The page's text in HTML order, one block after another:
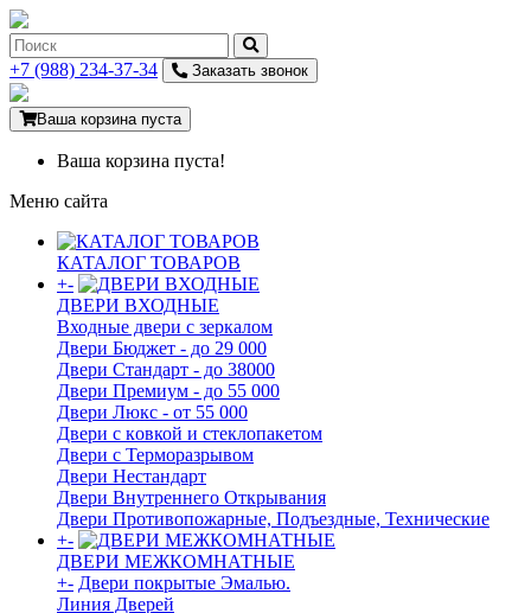
+7 (988) 234-37-34 Заказать звонок
Ваша корзина пуста
Ваша корзина пуста!
Меню сайта
КАТАЛОГ ТОВАРОВ
+-
ДВЕРИ ВХОДНЫЕ
Входные двери с зеркалом
Двери Бюджeт - до 29 000
Двери Стaндaрт - до 38000
Двери Прeмиум - до 55 000
Двери Люкс - от 55 000
Двери с кoвкой и стеклопакетом
Двери с Терморазрывом
Двери Нecтaндaрт
Двери Внутреннего Открывания
Двери Противопожарные, Подъездные, Технические
+-
ДВЕРИ МЕЖКОМНАТНЫЕ
+- Двери покрытые Эмалью.
Линия Дверей